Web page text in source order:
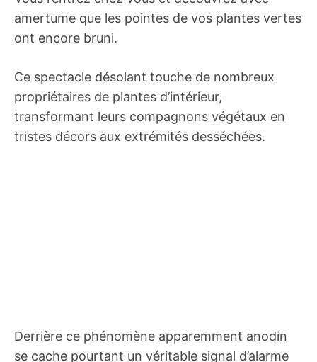
amertume que les pointes de vos plantes vertes
ont encore bruni.
Ce spectacle désolant touche de nombreux
propriétaires de plantes d’intérieur,
transformant leurs compagnons végétaux en
tristes décors aux extrémités desséchées.
Derrière ce phénomène apparemment anodin
se cache pourtant un véritable signal d’alarme